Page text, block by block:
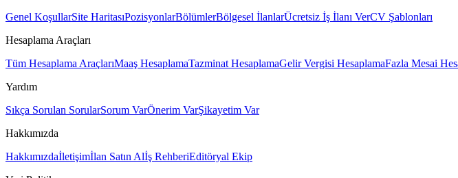
Genel KoşullarSite HaritasıPozisyonlarBölümlerBölgesel İlanlarÜcretsiz İş İlanı VerCV Şablonları
Hesaplama Araçları
Tüm Hesaplama AraçlarıMaaş HesaplamaTazminat HesaplamaGelir Vergisi HesaplamaFazla Mesai
Yardım
Sıkça Sorulan SorularSorum VarÖnerim VarŞikayetim Var
Hakkımızda
Hakkımızdaİletişimİlan Satın Alİş RehberiEditöryal Ekip